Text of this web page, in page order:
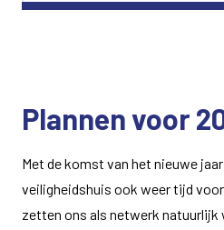
Plannen voor
Met de komst van het nieuwe
veiligheidshuis ook weer tijd
zetten ons als netwerk natuurlijk